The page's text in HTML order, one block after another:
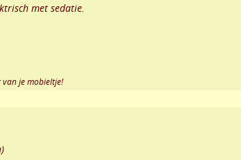
met sedatie.
je mobieltje!